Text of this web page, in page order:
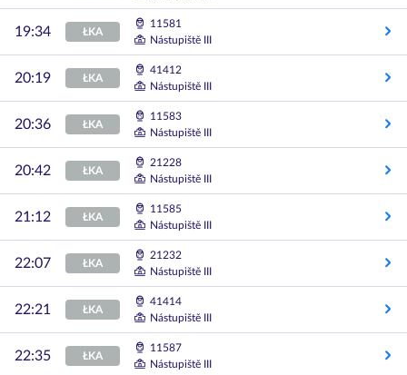
19:34 ŁKA
11581
Nástupiště III
20:19 ŁKA
41412
Nástupiště III
20:36 ŁKA
11583
Nástupiště III
20:42 ŁKA
21228
Nástupiště III
21:12 ŁKA
11585
Nástupiště III
22:07 ŁKA
21232
Nástupiště III
22:21 ŁKA
41414
Nástupiště III
22:35 ŁKA
11587
Nástupiště III